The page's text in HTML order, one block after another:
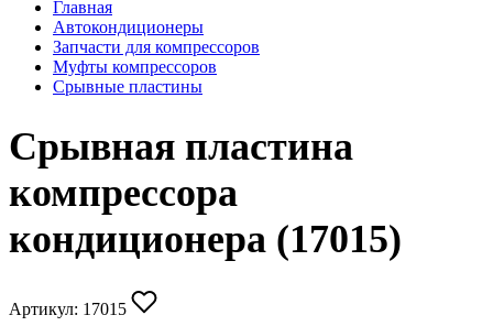
Главная
Автокондиционеры
Запчасти для компрессоров
Муфты компрессоров
Срывные пластины
Срывная пластина
компрессора
кондиционера (17015)
Артикул: 17015